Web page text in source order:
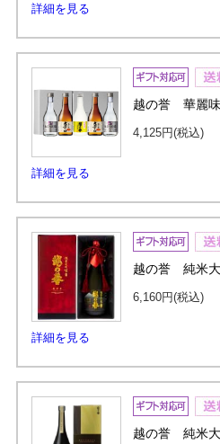
詳細を見る
詳細を見る
越の誉 華麗
4,125円(税込)
詳細を見る
越の誉 純米
6,160円(税込)
越の誉 純米